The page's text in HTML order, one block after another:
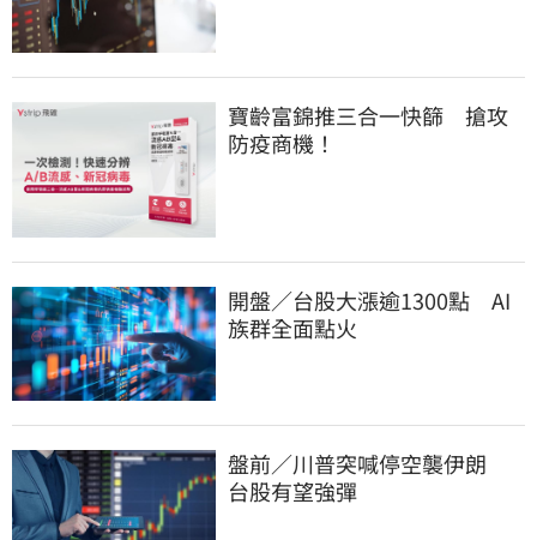
寶齡富錦推三合一快篩　搶攻
防疫商機！
開盤／台股大漲逾1300點　AI
族群全面點火
盤前／川普突喊停空襲伊朗
台股有望強彈